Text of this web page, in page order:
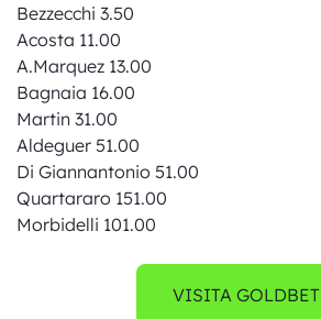
Bezzecchi 3.50
Acosta 11.00
A.Marquez 13.00
Bagnaia 16.00
Martin 31.00
Aldeguer 51.00
Di Giannantonio 51.00
Quartararo 151.00
Morbidelli 101.00
VISITA GOLDBET